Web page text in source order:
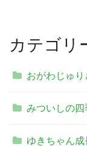
カテゴリ
おがわじゅり
みついしの四
ゆきちゃん